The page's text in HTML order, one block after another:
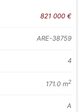
821 000 €
ARE-38759
4
171.0 m2
A